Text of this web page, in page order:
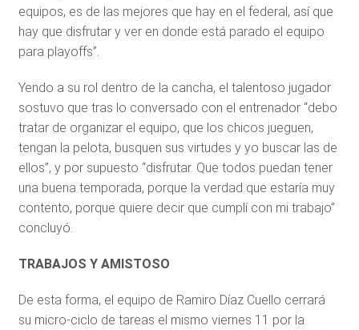
equipos, es de las mejores que hay en el federal, así que
hay que disfrutar y ver en donde está parado el equipo
para playoffs”.
Yendo a su rol dentro de la cancha, el talentoso jugador
sostuvo que tras lo conversado con el entrenador “debo
tratar de organizar el equipo, que los chicos jueguen,
tengan la pelota, busquen sus virtudes y yo buscar las de
ellos”, y por supuesto “disfrutar. Que todos puedan tener
una buena temporada, porque la verdad que estaría muy
contento, porque quiere decir que cumplí con mi trabajo”
concluyó.
TRABAJOS Y AMISTOSO
De esta forma, el equipo de Ramiro Díaz Cuello cerrará
su micro-ciclo de tareas el mismo viernes 11 por la